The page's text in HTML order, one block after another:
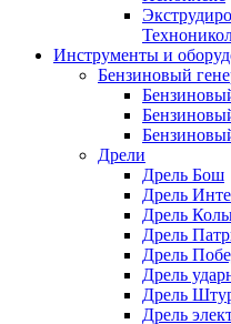
Инструменты и
Бензиновый
Дрели
Дрель Бош
Дрель
Дрель
Дрель
Дрель
Дрель
Дрель
Дрель